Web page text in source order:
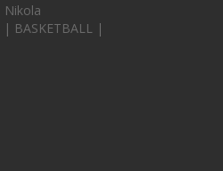
Nikola
| BASKETBALL |